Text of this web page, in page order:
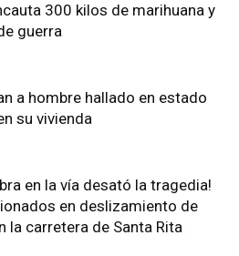
300 kilos de marihuana y
guerra
a hombre hallado en estado
su vivienda
en la vía desató la tragedia!
en deslizamiento de
la carretera de Santa Rita